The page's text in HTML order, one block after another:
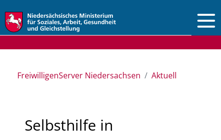
FreiwilligenServer Niedersachsen Aktuell
Selbsthilfe in